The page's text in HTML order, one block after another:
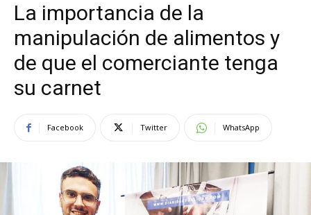
La importancia de la
manipulación de alimentos y
de que el comerciante tenga
su carnet
Facebook Twitter WhatsApp